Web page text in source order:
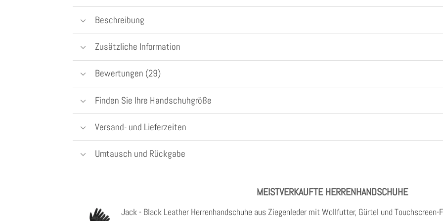
Beschreibung
Zusätzliche Information
Bewertungen (29)
Finden Sie Ihre Handschuhgröße
Versand- und Lieferzeiten
Umtausch und Rückgabe
MEISTVERKAUFTE HERRENHANDSCHUHE
Jack - Black Leather Herrenhandschuhe aus Ziegenleder mit Wollfutter, Gürtel und Touchscreen-